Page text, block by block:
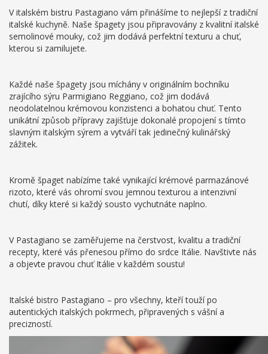
V italském bistru Pastagiano vám přinášíme to nejlepší z tradiční
italské kuchyně. Naše špagety jsou připravovány z kvalitní italské
semolinové mouky, což jim dodává perfektní texturu a chuť,
kterou si zamilujete.
Každé naše špagety jsou míchány v originálním bochníku
zrajícího sýru Parmigiano Reggiano, což jim dodává
neodolatelnou krémovou konzistenci a bohatou chuť. Tento
unikátní způsob přípravy zajišťuje dokonalé propojení s tímto
slavným italským sýrem a vytváří tak jedinečný kulinářský
zážitek.
Kromě špaget nabízíme také vynikající krémové parmazánové
rizoto, které vás ohromí svou jemnou texturou a intenzivní
chutí, díky které si každý sousto vychutnáte naplno.
V Pastagiano se zaměřujeme na čerstvost, kvalitu a tradiční
recepty, které vás přenesou přímo do srdce Itálie. Navštivte nás
a objevte pravou chuť Itálie v každém soustu!
Italské bistro Pastagiano – pro všechny, kteří touží po
autentických italských pokrmech, připravených s vášní a
precizností.